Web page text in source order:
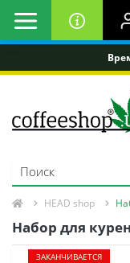
HEAD shop
Набор для
ЗАКАНЧИВАЕТСЯ